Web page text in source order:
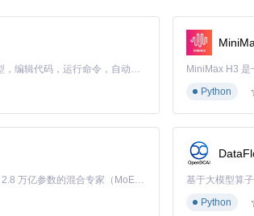
了一个简单的路由来响应 GET 请求。
通讯、游戏服务器、低延迟数据推送场景。最佳
。开发者应关注路由设计的清晰度和性能瓶颈的
Claude Code 的开源替代方案。连接任意大模型，编辑代码，运行命令，自动验证 — 全自动执行。用 Rust 构建，极致性能。 ｜ An open-source alternative to Claude Code. Connect any LLM, edit code, run commands, and verify changes — autonomously. Built in Rust for speed. Get Started
Python
Kimi K3 是Kimi能力最强的模型：这是一个拥有 2.8 万亿参数的混合专家（MoE）模型，具备原生视觉理解能力，并支持 100 万 token 的上下文窗口。
基于大模型算
Python